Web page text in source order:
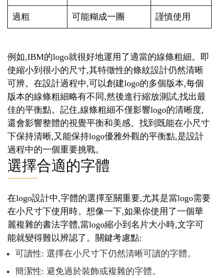
過粗 可能糊成一團 謹慎使用
例如,IBM的logo就很好地運用了適當的線條粗細。即
使縮小到很小的尺寸,其特徵性的條紋設計仍然清晰
可辨。在設計過程中,可以創建logo的多個版本,每個
版本的線條粗細略有不同,然後進行縮放測試,找出最
佳的平衡點。記住,線條粗細不僅影響logo的清晰度,
還會影響整體的視覺平衡和美感。找到既能在小尺寸
下保持清晰,又能保持logo優雅外觀的平衡點,是設計
過程中的一個重要挑戰。
選擇合適的字體
在logo設計中,字體的選擇至關重要,尤其是當logo需要
在小尺寸下使用時。想像一下,如果你使用了一個華
麗複雜的書法字體,當logo縮小到名片大小時,文字可
能就變得難以辨認了。關鍵考慮點:
可讀性: 選擇在小尺寸下仍然清晰可讀的字體。
簡潔性: 避免過於裝飾或複雜的字體。